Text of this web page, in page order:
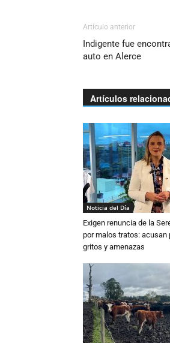
Artículo anterior
Indigente fue
auto en Alerce
Artículos
Noticia del Día
Exigen renuncia de la
por malos tratos: acusan
gritos y amenazas